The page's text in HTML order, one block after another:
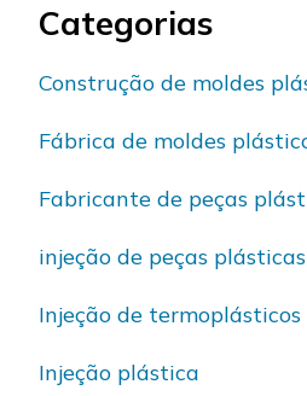
Categorias
Construção de moldes
Fábrica de moldes
Fabricante de peças
injeção de peças plásticas
Injeção de termoplásticos
Injeção plástica